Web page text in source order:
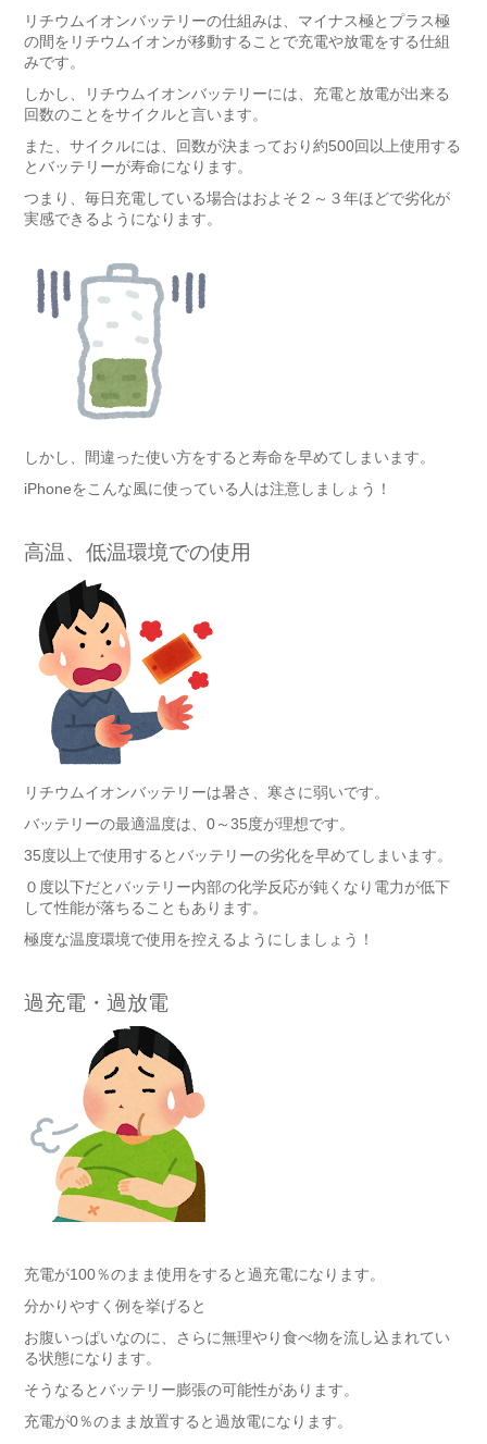
リチウムイオンバッテリーの仕組みは、マイナス極とプラス極
の間をリチウムイオンが移動することで充電や放電をする仕組
みです。
しかし、リチウムイオンバッテリーには、充電と放電が出来る
回数のことをサイクルと言います。
また、サイクルには、回数が決まっており約500回以上使用する
とバッテリーが寿命になります。
つまり、毎日充電している場合はおよそ２～３年ほどで劣化が
実感できるようになります。
しかし、間違った使い方をすると寿命を早めてしまいます。
iPhoneをこんな風に使っている人は注意しましょう！
高温、低温環境での使用
リチウムイオンバッテリーは暑さ、寒さに弱いです。
バッテリーの最適温度は、0～35度が理想です。
35度以上で使用するとバッテリーの劣化を早めてしまいます。
０度以下だとバッテリー内部の化学反応が鈍くなり電力が低下
して性能が落ちることもあります。
極度な温度環境で使用を控えるようにしましょう！
過充電・過放電
充電が100％のまま使用をすると過充電になります。
分かりやすく例を挙げると
お腹いっぱいなのに、さらに無理やり食べ物を流し込まれてい
る状態になります。
そうなるとバッテリー膨張の可能性があります。
充電が0％のまま放置すると過放電になります。